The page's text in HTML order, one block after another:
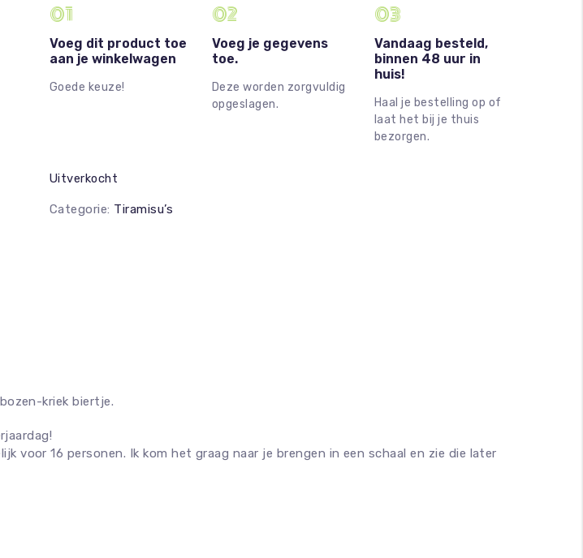
01
Voeg dit product toe
aan je winkelwagen
Goede keuze!
02
Voeg je gegevens
toe.
Deze worden zorgvuldig
opgeslagen.
03
Vandaag besteld,
binnen 48 uur in
huis!
Haal je bestelling op of
laat het bij je thuis
bezorgen.
Uitverkocht
Categorie: Tiramisu’s
kriek biertje.
voor 16 personen. Ik kom het graag naar je brengen in een schaal en zie die later